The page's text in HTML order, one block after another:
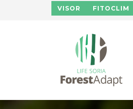
Pasar al contenido principal
VISOR FITOCLIM